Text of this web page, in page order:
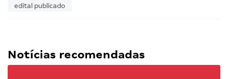
edital publicado
Notícias recomendadas